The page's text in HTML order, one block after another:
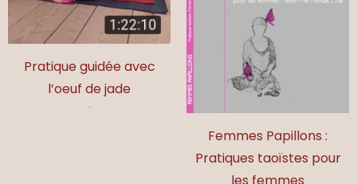
Pratique guidée avec
l’oeuf de jade
Femmes Papillons :
Pratiques taoïstes pour